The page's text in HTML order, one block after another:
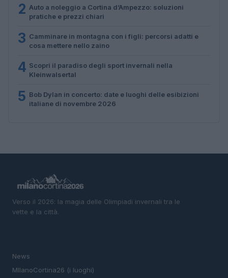
2 Auto a noleggio a Cortina d’Ampezzo: soluzioni
pratiche e prezzi chiari
3 Camminare in montagna con i figli: percorsi adatti e
cosa mettere nello zaino
4 Scopri il paradiso degli sport invernali nella
Kleinwalsertal
5 Bob Dylan in concerto: date e luoghi delle esibizioni
italiane di novembre 2026
Verso il 2026: la magia delle Olimpiadi invernali tra le
vette e la città.
News
MIlanoCortina26 (i luoghi)